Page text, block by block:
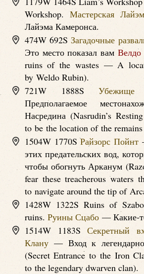
Workshop. Мастерская
Лайэма Камеронса.
474W 692SЗагадочные
Это место показал вам
ruins of the wastes — A
by Weldo Rubin).
721W 1888S Убежище
Предполагаемое
Насредина (Nasrudin’s
to be the location of the
1504W 1770SРайзорс Пойнт
этих предательских вод,
чтобы обогнуть Арканум
fear these treacherous waters
to navigate around the tip of
1428W 1322S Ruins of
ruins. Руины Сцабо — Какие-
1514W 1183SСекретный
Клану — Вход к
(Secret Entrance to the Iron
to the legendary dwarven clan).